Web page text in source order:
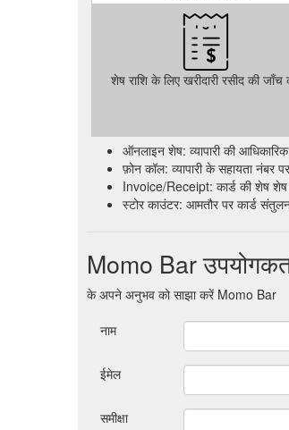
शेष राशि के लिए खरीदारी रसीद की जाँच
ऑनलाइन शेष: व्यापारी की
फ़ोन कॉल: व्यापारी के सहायता
Invoice/Receipt: कार्ड की शेष शेष
स्टोर काउंटर: आमतौर पर कार्ड
Momo Bar
के अपने अनुभव को साझा करें Momo Bar
नाम
ईमेल
समीक्षा